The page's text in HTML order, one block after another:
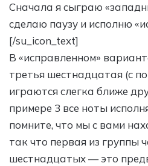
Сначала я сыграю
сделаю паузу и исполню
[/su_icon_text]
В «исправленном»
третья шестнадцатая (с
играются слегка ближе
примере 3 все ноты
помните, что мы с вами
так что первая из группы
шестнадцатых — это